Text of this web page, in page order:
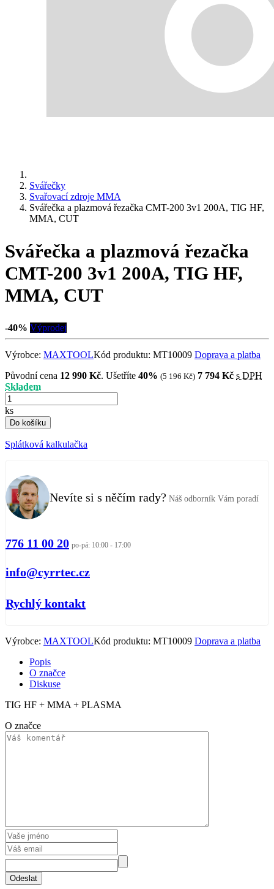
Svářečky
Svařovací zdroje MMA
Svářečka a plazmová řezačka CMT-200 3v1 200A, TIG HF,
MMA, CUT
Svářečka a plazmová řezačka
CMT-200 3v1 200A, TIG HF,
MMA, CUT
-40% Výprodej
Výrobce: MAXTOOLKód produktu: MT10009 Doprava a platba
Původní cena 12 990 Kč. Ušetříte 40% (5 196 Kč) 7 794 Kč s DPH
Skladem
ks
Do košíku
Splátková kalkulačka
Nevíte si s něčím rady? Náš odborník Vám poradí
776 11 00 20 po-pá: 10:00 - 17:00
info@cyrrtec.cz
Rychlý kontakt
Výrobce: MAXTOOLKód produktu: MT10009 Doprava a platba
Popis
O značce
Diskuse
TIG HF + MMA + PLASMA
O značce
Odeslat